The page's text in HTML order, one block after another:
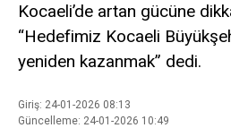
Kocaeli’de artan gücüne
“Hedefimiz Kocaeli
yeniden kazanmak” dedi.
Giriş: 24-01-2026 08:13
Güncelleme: 24-01-2026 10:49